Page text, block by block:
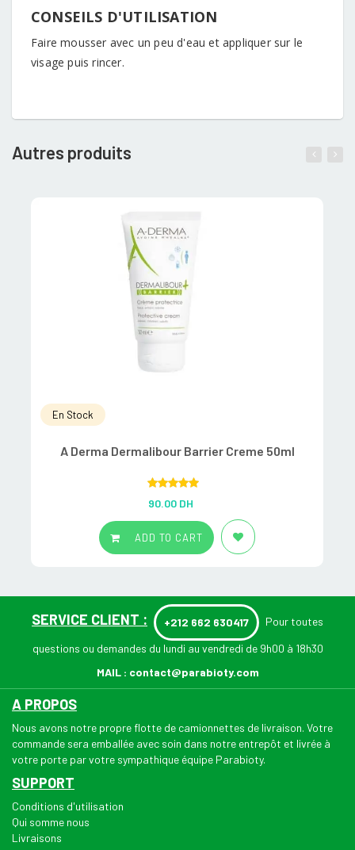
CONSEILS D'UTILISATION
Faire mousser avec un peu d'eau et appliquer sur le
visage puis rincer.
Autres produits
En Stock
A Derma Dermalibour Barrier Creme 50ml
out of 5
90.00 DH
ADD TO CART
SERVICE CLIENT : +212 662 630417 Pour toutes
questions ou demandes du lundi au vendredi de 9h00 à 18h30
MAIL : contact@parabioty.com
A PROPOS
Nous avons notre propre flotte de camionnettes de livraison. Votre
commande sera emballée avec soin dans notre entrepôt et livrée à
votre porte par votre sympathique équipe Parabioty.
SUPPORT
Conditions d'utilisation
Qui somme nous
Livraisons